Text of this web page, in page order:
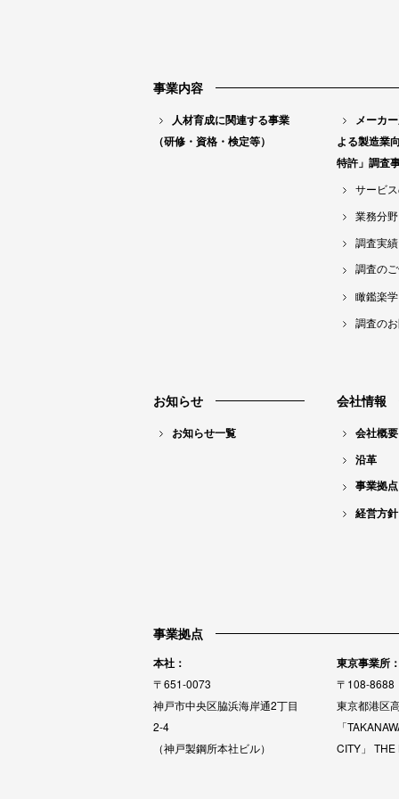
場
・
特
ン
ツ
事業内容
人材育成に関連する事業
（研修・資格・検定等）
メーカ
よる製造業
特許」調査
サービ
業務分野
調査実績
調査の
瞰鑑楽学
調査の
お知らせ
お知らせ一覧
会社情報
会社概要
沿革
事業拠点
経営方針
事業拠点
本社：
〒651-0073
神戸市中央区脇浜海岸通2丁目
2-4
（神戸製鋼所本社ビル）
東京事業所：
〒108-8688
東京都港区
「
CITY」